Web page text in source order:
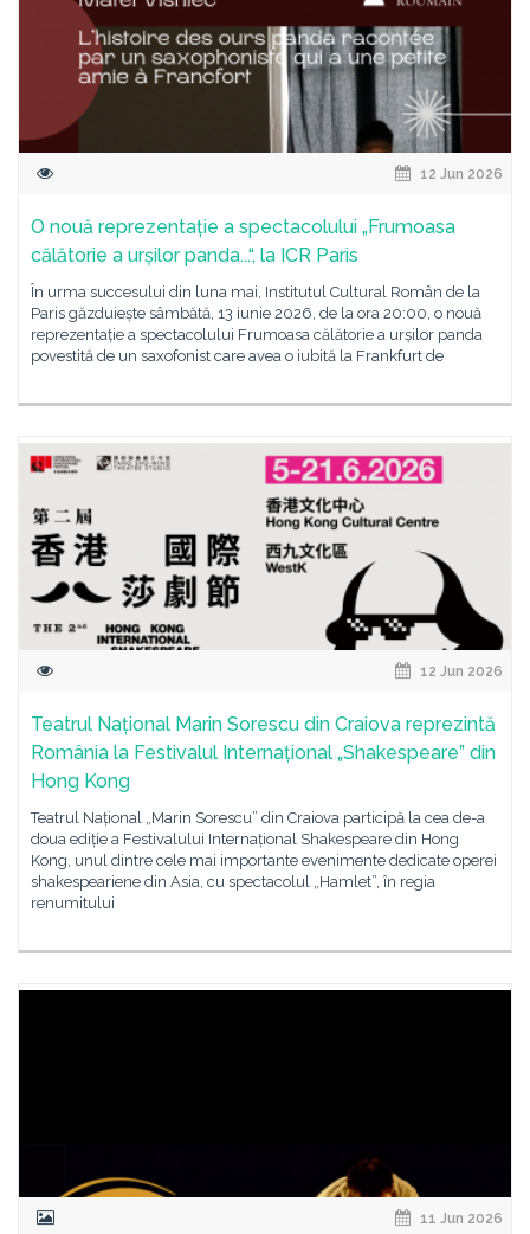
12 Jun 2026
O nouă reprezentație a spectacolului „Frumoasa
călătorie a urșilor panda...“, la ICR Paris
În urma succesului din luna mai, Institutul Cultural Român de la
Paris găzduiește sâmbătă, 13 iunie 2026, de la ora 20:00, o nouă
reprezentație a spectacolului Frumoasa călătorie a urșilor panda
povestită de un saxofonist care avea o iubită la Frankfurt de
12 Jun 2026
Teatrul Național Marin Sorescu din Craiova reprezintă
România la Festivalul Internațional „Shakespeare” din
Hong Kong
Teatrul Național „Marin Sorescu” din Craiova participă la cea de-a
doua ediție a Festivalului Internațional Shakespeare din Hong
Kong, unul dintre cele mai importante evenimente dedicate operei
shakespeariene din Asia, cu spectacolul „Hamlet”, în regia
renumitului
11 Jun 2026